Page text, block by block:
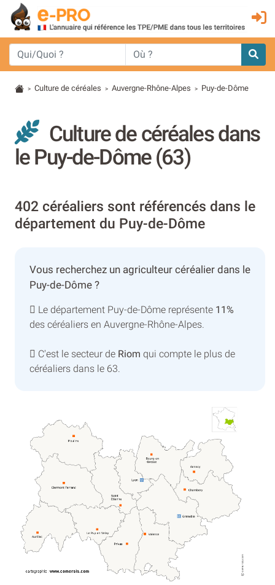
> Culture de céréales > Auvergne-Rhône-Alpes > Puy-de-Dôme
Culture de céréales dans
le Puy-de-Dôme (63)
402 céréaliers sont référencés dans le
département du Puy-de-Dôme
Vous recherchez un agriculteur céréalier dans le
Puy-de-Dôme ?
Le département Puy-de-Dôme représente 11%
des céréaliers en Auvergne-Rhône-Alpes.
C'est le secteur de Riom qui compte le plus de
céréaliers dans le 63.